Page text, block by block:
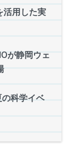
活用した実
が静岡ウェ
科学イベ